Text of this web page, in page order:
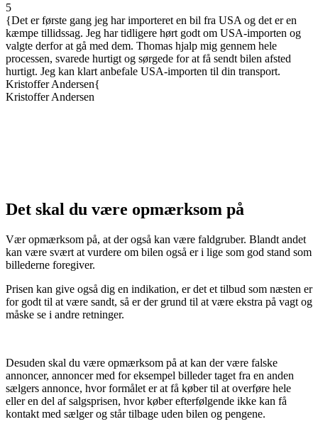
5
{Det er første gang jeg har importeret en bil fra USA og det er en
kæmpe tillidssag. Jeg har tidligere hørt godt om USA-importen og
valgte derfor at gå med dem. Thomas hjalp mig gennem hele
processen, svarede hurtigt og sørgede for at få sendt bilen afsted
hurtigt. Jeg kan klart anbefale USA-importen til din transport.
Kristoffer Andersen{
Kristoffer Andersen
Det skal du være opmærksom på
Vær opmærksom på, at der også kan være faldgruber. Blandt andet
kan være svært at vurdere om bilen også er i lige som god stand som
billederne foregiver.
Prisen kan give også dig en indikation, er det et tilbud som næsten er
for godt til at være sandt, så er der grund til at være ekstra på vagt og
måske se i andre retninger.
Desuden skal du være opmærksom på at kan der være falske
annoncer, annoncer med for eksempel billeder taget fra en anden
sælgers annonce, hvor formålet er at få køber til at overføre hele
eller en del af salgsprisen, hvor køber efterfølgende ikke kan få
kontakt med sælger og står tilbage uden bilen og pengene.